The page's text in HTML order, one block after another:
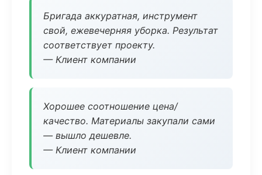
Бригада аккуратная, инструмент
свой, ежевечерняя уборка. Результат
соответствует проекту.
— Клиент компании
Хорошее соотношение цена/
качество. Материалы закупали сами
— вышло дешевле.
— Клиент компании